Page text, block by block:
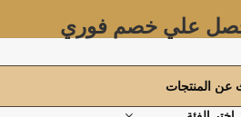
علي خصم فوري